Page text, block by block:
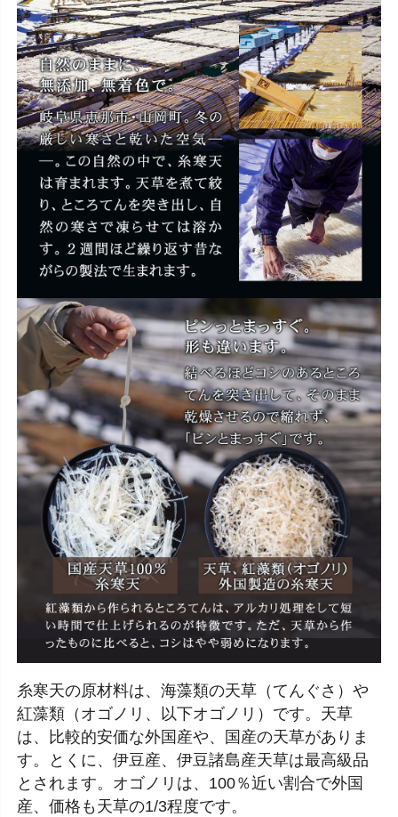
糸寒天の原材料は、海藻類の天草（てんぐさ）や
紅藻類（オゴノリ、以下オゴノリ）です。天草
は、比較的安価な外国産や、国産の天草がありま
す。とくに、伊豆産、伊豆諸島産天草は最高級品
とされます。オゴノリは、100％近い割合で外国
産、価格も天草の1/3程度です。